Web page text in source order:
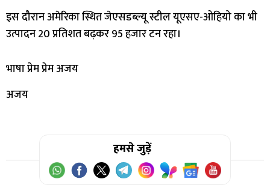
इस दौरान अमेरिका स्थित जेएसडब्ल्यू स्टील यूएसए-ओहियो का भी
उत्पादन 20 प्रतिशत बढ़कर 95 हजार टन रहा।
भाषा प्रेम प्रेम अजय
अजय
हमसे जुड़ें